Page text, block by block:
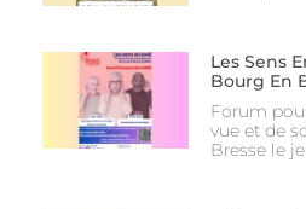
Les Sens
Bourg En
Forum
vue et de
Bresse le